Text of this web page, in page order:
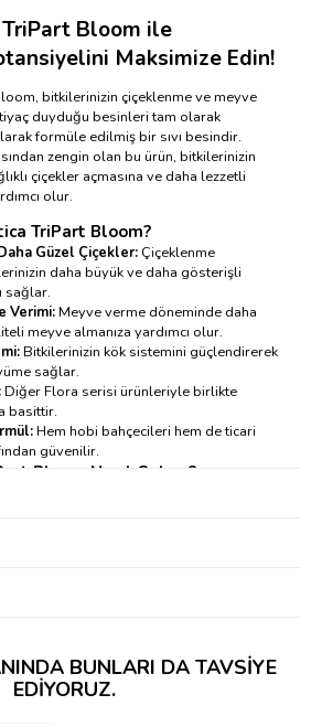
Bloom ile
Maksimize Edin!
bitkilerinizin çiçeklenme ve meyve
duyduğu besinleri tam olarak
formüle edilmiş bir sıvı besindir.
zengin olan bu ürün, bitkilerinizin
çiçekler açmasına ve daha lezzetli
olur.
TriPart Bloom?
Güzel Çiçekler: Çiçeklenme
daha büyük ve daha gösterişli
sağlar.
Verimi:Meyve verme döneminde daha
meyve almanıza yardımcı olur.
Bitkilerinizin kök sistemini güçlendirerek
sağlar.
Diğer Flora serisi ürünleriyle birlikte
basittir.
Hem hobi bahçecileri hem de ticari
güvenilir.
Bloom Nasıl Çalışır?
fosfor, bitkilerinizin çiçek ve
karşı direncini artırır. Bu iki
Bloom
BUNLARI DA TAVSIYE
EDIYORUZ.